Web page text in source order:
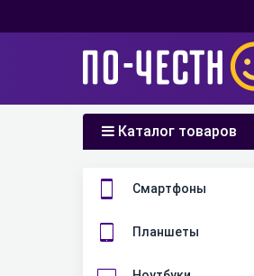
Каталог товаров
Смартфоны
Планшеты